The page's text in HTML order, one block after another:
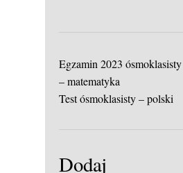
Egzamin 2023 ósmoklasisty
– matematyka
Test ósmoklasisty – polski
Dodaj